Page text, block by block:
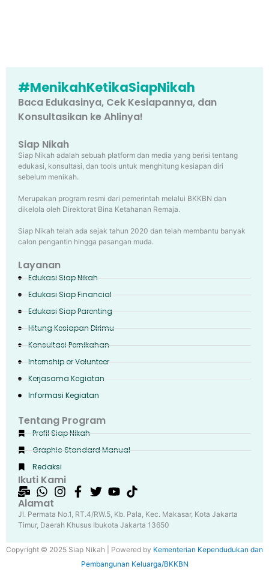
#MenikahKetikaSiapNikah
Baca Edukasinya, Cek Kesiapannya, dan
Konsultasikan ke Ahlinya!
Siap Nikah
Siap Nikah adalah sebuah platform dan media yang berisi tentang
edukasi, konsultasi, dan tools untuk menghitung kesiapan diri
sebelum menikah.
Merupakan program resmi dari pemerintah melalui BKKBN dan
dikelola oleh Direktorat Bina Ketahanan Remaja.
Siap Nikah telah ada sejak tahun 2020 dan telah membantu banyak
calon pengantin hingga pasangan muda.
Layanan
Edukasi Siap Nikah
Edukasi Siap Financial
Edukasi Siap Parenting
Hitung Kesiapan Dirimu
Konsultasi Pernikahan
Internship or Volunteer
Kerjasama Kegiatan
Informasi Kegiatan
Tentang Program
Profil Siap Nikah
Graphic Standard Manual
Redaksi
Ikuti Kami
Alamat
Jl. Permata No.1, RT.4/RW.5, Kb. Pala, Kec. Makasar, Kota Jakarta
Timur, Daerah Khusus Ibukota Jakarta 13650
Copyright © 2025 Siap Nikah | Powered by Kementerian Kependudukan dan
Pembangunan Keluarga/BKKBN